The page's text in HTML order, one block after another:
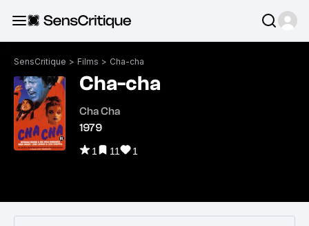
SensCritique > Films > Cha-cha
Cha-cha
Cha Cha
1979
1 11 1